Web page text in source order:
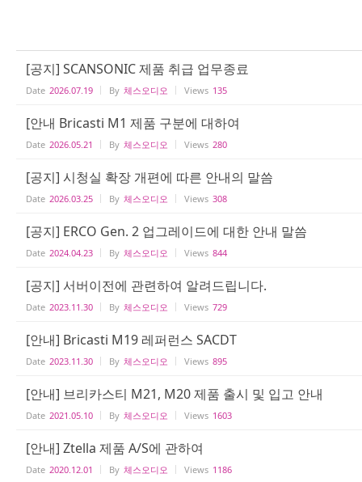
[공지] SCANSONIC 제품 취급 업무종료
Date 2026.07.19 By 체스오디오 Views 135
[안내 Bricasti M1 제품 구분에 대하여
Date 2026.05.21 By 체스오디오 Views 280
[공지] 시청실 확장 개편에 따른 안내의 말씀
Date 2026.03.25 By 체스오디오 Views 308
[공지] ERCO Gen. 2 업그레이드에 대한 안내 말씀
Date 2024.04.23 By 체스오디오 Views 844
[공지] 서버이전에 관련하여 알려드립니다.
Date 2023.11.30 By 체스오디오 Views 729
[안내] Bricasti M19 레퍼런스 SACDT
Date 2023.11.30 By 체스오디오 Views 895
[안내] 브리카스티 M21, M20 제품 출시 및 입고 안내
Date 2021.05.10 By 체스오디오 Views 1603
[안내] Ztella 제품 A/S에 관하여
Date 2020.12.01 By 체스오디오 Views 1186